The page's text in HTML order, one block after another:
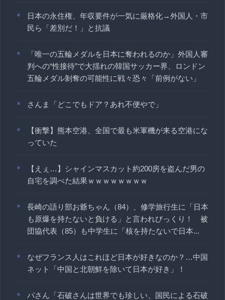
日本の永住権、年収要件が一気に厳格化→外国人・市
民ら「差別だ！」と抗議
「唯一の五輪メダルを日本に奪われるのか」外国人審
判への“性接待”で大揺れの韓国サッカー界、ロンドン
五輪メダル剝奪の可能性に戦々恐々「前例がない」
さんま「どこでもドア？あれ不便やで」
【衝撃】熊本空港、全国で最も米軍機が来る空港にな
っていた
【えぇ…】シャインマスカット約200房を盗んだ男の
自宅を調べた結果ｗｗｗｗｗｗｗｗ
長崎の語り部お爺ちゃん（84）、修学旅行生に「日本
も原爆を持たないと負ける」と言われびっくり！ 被
団協代表（85）も中学生に「核を持たないで日本...
なぜフランス人はこれほど日本が好きなのか？…中国
ネット「中国と北朝鮮を除いて日本が好き」！
パさん「石破さんは世界でも珍しい、国民による石破